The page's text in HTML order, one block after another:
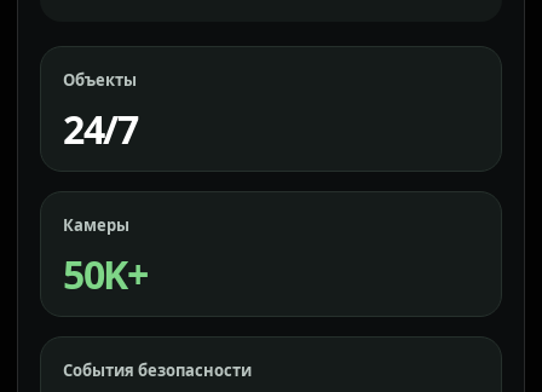
Объекты
24/7
Камеры
50K+
События безопасности